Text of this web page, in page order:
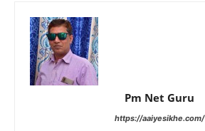
Pm Net Guru
https://aaiyesikhe.com/